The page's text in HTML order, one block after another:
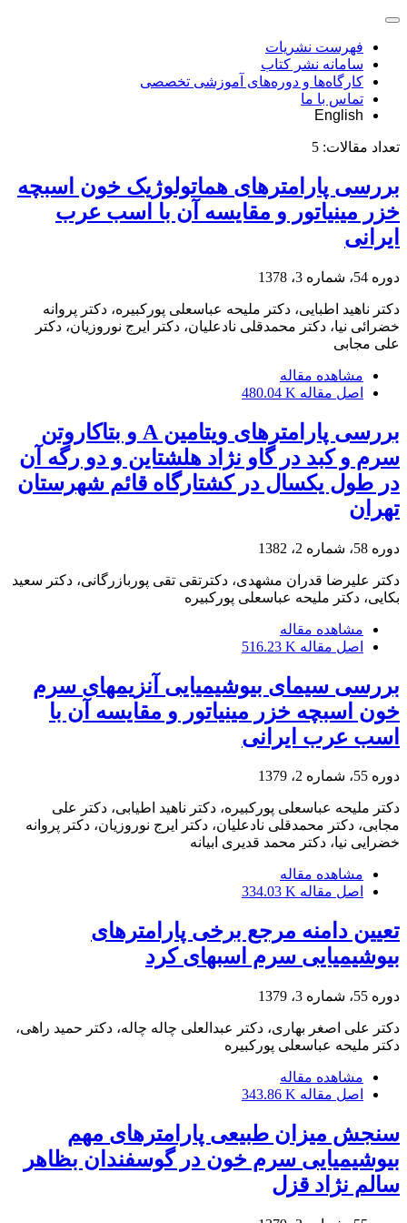
فهرست نشریات
سامانه نشر کتاب
کارگاه‌ها و دوره‌های آموزشی تخصصی
تماس با ما
English
تعداد مقالات: 5
بررسی پارامترهای هماتولوژیک خون اسبچه
خزر مینیاتور و مقایسه آن با اسب عرب
ایرانی
دوره 54، شماره 3، 1378
دکتر ناهید اطبایی، دکتر ملیحه عباسعلی پورکبیره، دکتر پروانه
خضرائی نیا، دکتر محمدقلی نادعلیان، دکتر ایرج نوروزیان، دکتر
علی مجابی
مشاهده مقاله
اصل مقاله 480.04 K
بررسی پارامترهای ویتامین A و بتاکاروتن
سرم و کبد در گاو نژاد هلشتاین و دو رگه آن
در طول یکسال در کشتارگاه قائم شهرستان
تهران
دوره 58، شماره 2، 1382
دکتر علیرضا قدران مشهدی، دکترتقی تقی پوربازرگانی، دکتر سعید
بکایی، دکتر ملیحه عباسعلی پورکبیره
مشاهده مقاله
اصل مقاله 516.23 K
بررسی سیمای بیوشیمیایی آنزیمهای سرم
خون اسبچه خزر مینیاتور و مقایسه آن با
اسب عرب ایرانی
دوره 55، شماره 2، 1379
دکتر ملیحه عباسعلی پورکبیره، دکتر ناهید اطیابی، دکتر علی
مجابی، دکتر محمدقلی نادعلیان، دکتر ایرج نوروزیان، دکتر پروانه
خضرایی نیا، دکتر محمد قدیری ابیانه
مشاهده مقاله
اصل مقاله 334.03 K
تعیین دامنه مرجع برخی پارامترهای
بیوشیمیایی سرم اسبهای کرد
دوره 55، شماره 3، 1379
دکتر علی اصغر بهاری، دکتر عبدالعلی چاله چاله، دکتر حمید راهی،
دکتر ملیحه عباسعلی پورکبیره
مشاهده مقاله
اصل مقاله 343.86 K
سنجش میزان طبیعی پارامترهای مهم
بیوشیمیایی سرم خون در گوسفندان بظاهر
سالم نژاد قزل